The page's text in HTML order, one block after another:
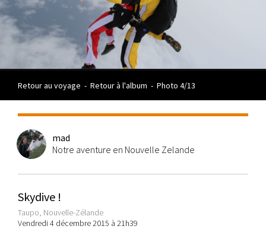
Retour au voyage - Retour à l'album - Photo 4/13
mad
Notre aventure en Nouvelle Zelande
Skydive !
Taupo, Nouvelle-Zélande
Vendredi 4 décembre 2015 à 21h39